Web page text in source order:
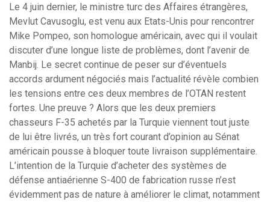
Le 4 juin dernier, le ministre turc des Affaires étrangères,
Mevlut Cavusoglu, est venu aux Etats-Unis pour rencontrer
Mike Pompeo, son homologue américain, avec qui il voulait
discuter d’une longue liste de problèmes, dont l’avenir de
Manbij. Le secret continue de peser sur d’éventuels
accords ardument négociés mais l’actualité révèle combien
les tensions entre ces deux membres de l’OTAN restent
fortes. Une preuve ? Alors que les deux premiers
chasseurs F-35 achetés par la Turquie viennent tout juste
de lui être livrés, un très fort courant d’opinion au Sénat
américain pousse à bloquer toute livraison supplémentaire.
L’intention de la Turquie d’acheter des systèmes de
défense antiaérienne S-400 de fabrication russe n’est
évidemment pas de nature à améliorer le climat, notamment